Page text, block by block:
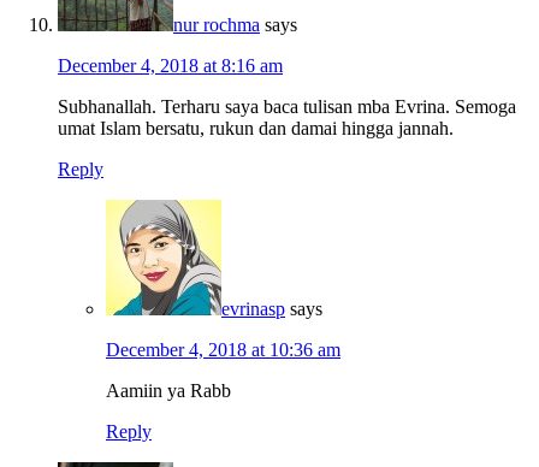
nur rochma says
December 4, 2018 at 8:16 am
Subhanallah. Terharu saya baca tulisan mba Evrina. Semoga
umat Islam bersatu, rukun dan damai hingga jannah.
Reply
evrinasp says
December 4, 2018 at 10:36 am
Aamiin ya Rabb
Reply